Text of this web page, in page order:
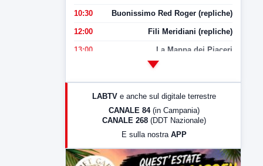
10:30 Buonissimo Red Roger (repliche)
12:00 Fili Meridiani (repliche)
13:00 La Mappa dei Piaceri
LabNews (Diretta)
23:00 LabNews (replica)
LABTV e anche sul digitale terrestre
CANALE 84 (in Campania)
CANALE 268 (DDT Nazionale)
E sulla nostra APP